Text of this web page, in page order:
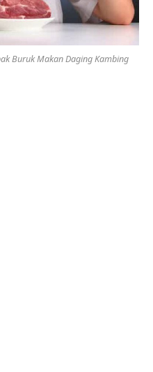
Buruk Makan Daging Kambing